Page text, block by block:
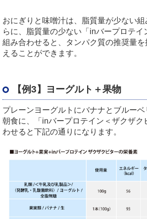
おにぎりと味噌汁は、脂質量が少ない
らに、脂質量の少ない「 inバープロテ
組み合わせると、タンパク質の推奨量
えることができます。
【例3】ヨーグルト＋果物
プレーンヨーグルトにバナナとブルー
朝食に、「 inバープロテイン＜ザクザク
わせると下記の通りになります。